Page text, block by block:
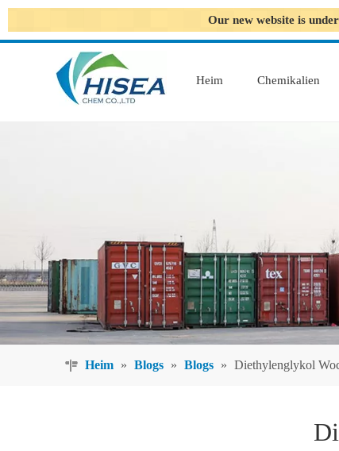
Our new website is
Heim Chemikalien
Heim » Blogs » Blogs » Diethylenglykol